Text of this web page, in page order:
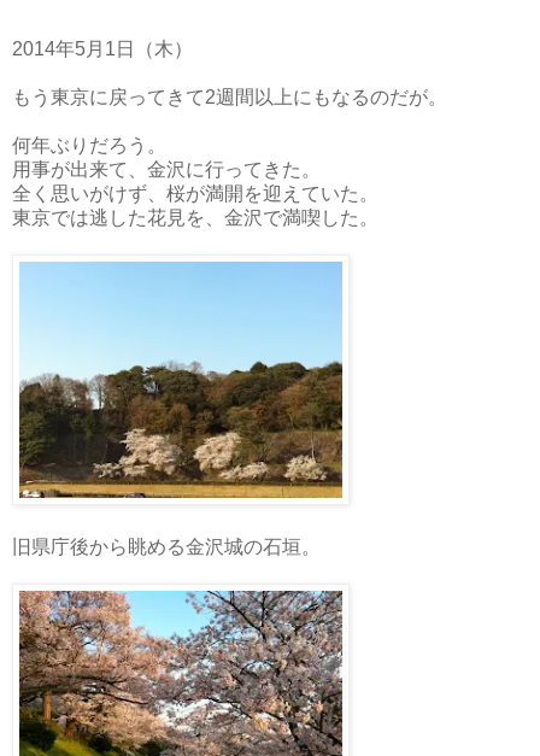
2014年5月1日（木）
もう東京に戻ってきて2週間以上にもなるのだが。
何年ぶりだろう。
用事が出来て、金沢に行ってきた。
全く思いがけず、桜が満開を迎えていた。
東京では逃した花見を、金沢で満喫した。
旧県庁後から眺める金沢城の石垣。